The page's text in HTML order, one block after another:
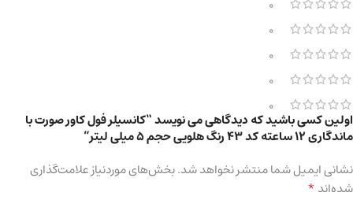
0
0
0
0
0
اولین کسی باشید که دیدگاهی می نویسد “کانسیلر فول کاور صورت با
ماندگاری 12 ساعته کد 43 رنگ هلویی حجم 5 میلی لیتر”
نشانی ایمیل شما منتشر نخواهد شد.بخش‌های موردنیاز علامت‌گذاری
شده‌اند*